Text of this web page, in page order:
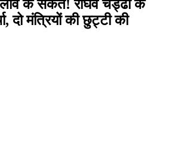
के संकेत! राघव चड्ढा के
दो मंत्रियों की छुट्टी की